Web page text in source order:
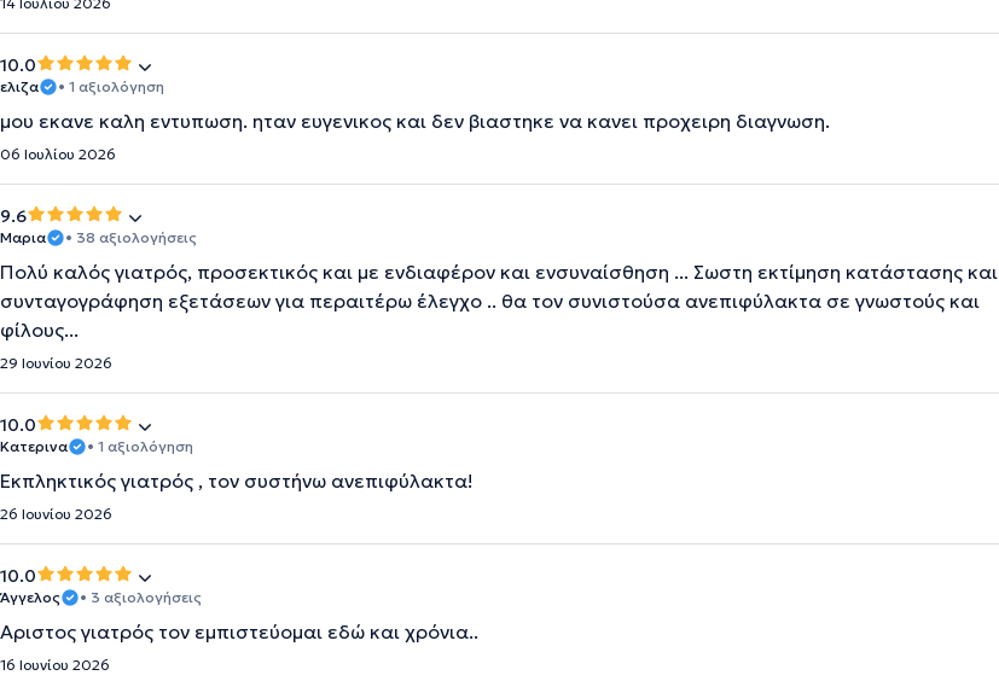
10.0
ελιζα • 1 αξιολόγηση
μου εκανε καλη εντυπωση. ηταν ευγενικος και δεν βιαστηκε να κανει προχειρη διαγνωση.
06 Ιουλίου 2026
9.6
Μαρια • 38 αξιολογήσεις
Πολύ καλός γιατρός, προσεκτικός και με ενδιαφέρον και ενσυναίσθηση ... Σωστη εκτίμηση κατάστασης και
συνταγογράφηση εξετάσεων για περαιτέρω έλεγχο .. θα τον συνιστούσα ανεπιφύλακτα σε γνωστούς και
φίλους...
29 Ιουνίου 2026
10.0
Κατερινα • 1 αξιολόγηση
Εκπληκτικός γιατρός , τον συστήνω ανεπιφύλακτα!
26 Ιουνίου 2026
10.0
Άγγελος • 3 αξιολογήσεις
Αριστος γιατρός τον εμπιστεύομαι εδώ και χρόνια..
16 Ιουνίου 2026